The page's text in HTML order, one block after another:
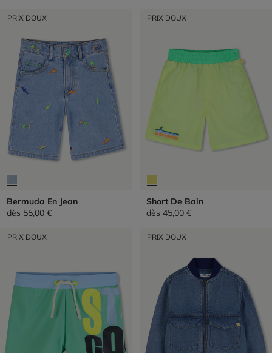
PRIX DOUX
Bermuda En Jean
dès 55,00 €
PRIX DOUX
Short De Bain
dès 45,00 €
PRIX DOUX PRIX DOUX